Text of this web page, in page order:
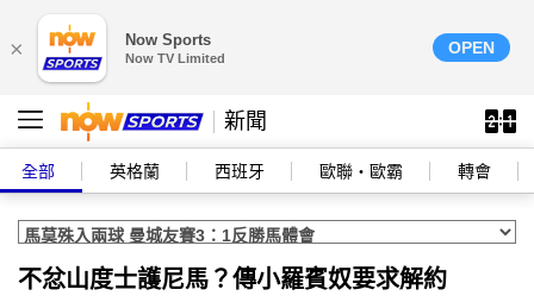
× Now Sports
Now TV Limited
OPEN
新聞
全部 英格蘭 西班牙 歐聯‧歐霸 轉會
不忿山度士護尼馬？傳小羅賓奴要求解約